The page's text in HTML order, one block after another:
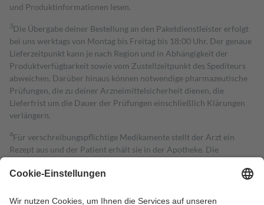
und Produktinformationen lesen.
3Die Übergabe deiner Bestellung an den Paketdienstleister erfolgt
bei uns werktags von Montag bis Freitag bis 18:00 Uhr. Der genaue
Lieferzeitpunkt kann je nach Region und in Abhängigkeit der
Produktverfügbarkeit sowie vom Zustellzeitpunkt des Spediteurs
abweichen. Darüber hinaus können notwendige pharmazeutische
Prüfungen, die zu deiner Arzneimittelsicherheit dienen, die
Lieferfrist um die Dauer der Prüfungen einschließlich Klärungen
verlängern.
4Für verschreibungspflichtige Medikamente stellt der Arzt ein
Rezept aus und der Patient erhält sie in der Apotheke. Die
Kosten dafür, der Versicherte trägt einen Teil davon als Zuzahlung
Grundsätzlich leisten Mitglieder Zuzahlungen in Höhe von zehn